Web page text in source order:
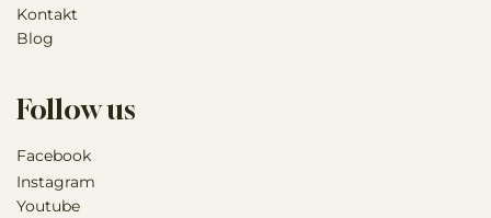
Follow us
Facebook
Instagram
Youtube
Kontakt
Blog